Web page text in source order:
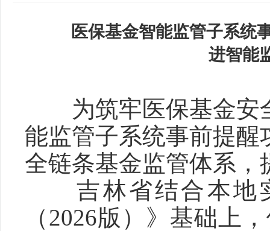
医保基金智能监管子系
进智能
为筑牢医保基金
能监管子系统事前提
全链条基金监管体系
吉林省结合本地
（2026版）》基础上